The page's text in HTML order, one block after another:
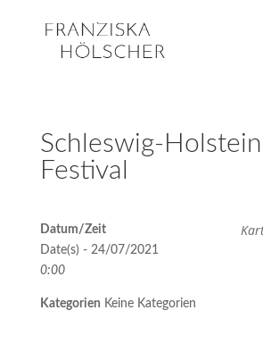
Schleswig-
Festival
Datum/Zeit
Date(s) - 24/07/2021
0:00
Kategorien Keine Kategorien